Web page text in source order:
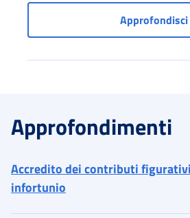
Approfondisci
Approfondimenti
Accredito dei contributi
infortunio